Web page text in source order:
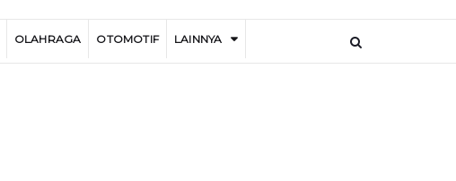
OLAHRAGA OTOMOTIF LAINNYA